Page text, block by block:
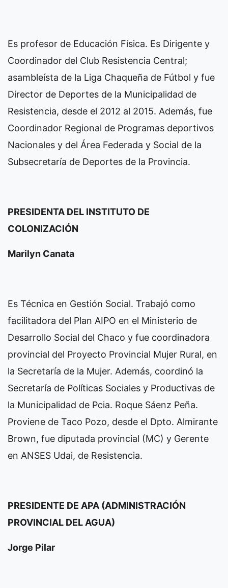
Es profesor de Educación Física. Es Dirigente y
Coordinador del Club Resistencia Central;
asambleísta de la Liga Chaqueña de Fútbol y fue
Director de Deportes de la Municipalidad de
Resistencia, desde el 2012 al 2015. Además, fue
Coordinador Regional de Programas deportivos
Nacionales y del Área Federada y Social de la
Subsecretaría de Deportes de la Provincia.
PRESIDENTA DEL INSTITUTO DE
COLONIZACIÓN
Marilyn Canata
Es Técnica en Gestión Social. Trabajó como
facilitadora del Plan AIPO en el Ministerio de
Desarrollo Social del Chaco y fue coordinadora
provincial del Proyecto Provincial Mujer Rural, en
la Secretaría de la Mujer. Además, coordinó la
Secretaría de Políticas Sociales y Productivas de
la Municipalidad de Pcia. Roque Sáenz Peña.
Proviene de Taco Pozo, desde el Dpto. Almirante
Brown, fue diputada provincial (MC) y Gerente
en ANSES Udai, de Resistencia.
PRESIDENTE DE APA (ADMINISTRACIÓN
PROVINCIAL DEL AGUA)
Jorge Pilar